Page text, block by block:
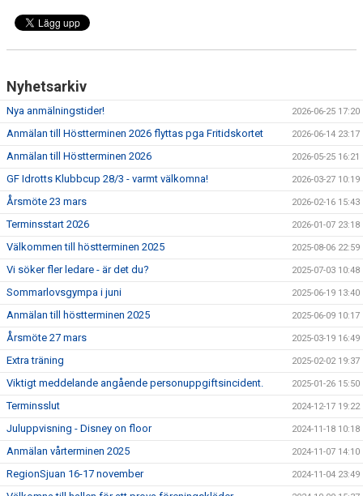
Nyhetsarkiv
Nya anmälningstider! 2026-06-25 17:20
Anmälan till Höstterminen 2026 flyttas pga Fritidskortet 2026-06-14 23:17
Anmälan till Höstterminen 2026 2026-05-25 16:21
GF Idrotts Klubbcup 28/3 - varmt välkomna! 2026-03-27 10:19
Årsmöte 23 mars 2026-02-16 15:43
Terminsstart 2026 2026-01-07 23:18
Välkommen till höstterminen 2025 2025-08-06 22:59
Vi söker fler ledare - är det du? 2025-07-03 10:48
Sommarlovsgympa i juni 2025-06-19 13:40
Anmälan till höstterminen 2025 2025-06-09 10:17
Årsmöte 27 mars 2025-03-19 16:49
Extra träning 2025-02-02 19:37
Viktigt meddelande angående personuppgiftsincident. 2025-01-26 15:50
Terminsslut 2024-12-17 19:22
Juluppvisning - Disney on floor 2024-11-18 10:18
Anmälan vårterminen 2025 2024-11-07 14:10
RegionSjuan 16-17 november 2024-11-04 23:49